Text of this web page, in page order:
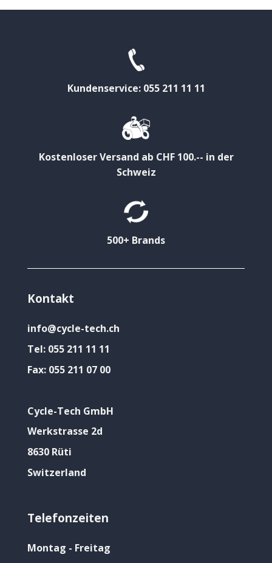
Kundenservice: 055 211 11 11
Kostenloser Versand ab CHF 100.-- in der
Schweiz
500+ Brands
Kontakt
info@cycle-tech.ch
Tel: 055 211 11 11
Fax: 055 211 07 00
Cycle-Tech GmbH
Werkstrasse 2d
8630 Rüti
Switzerland
Telefonzeiten
Montag - Freitag